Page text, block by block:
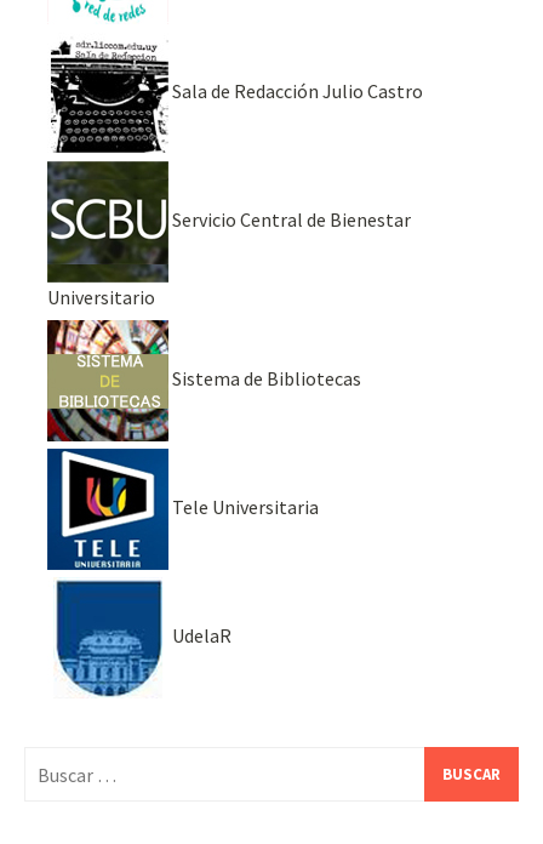
Sala de Redacción Julio Castro
Servicio Central de Bienestar
Universitario
Sistema de Bibliotecas
Tele Universitaria
UdelaR